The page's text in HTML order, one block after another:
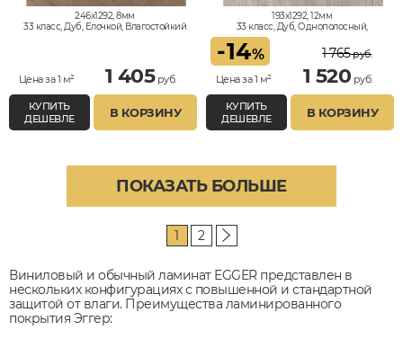
246x1292, 8мм
33 класс, Дуб, Елочкой, Влагостойкий
Цена за 1 м² 1 405руб.
КУПИТЬ
ДЕШЕВЛЕ
В КОРЗИНУ
193x1292, 12мм
33 класс, Дуб, Однополосный,
-14%
Цена за 1 м²
1 765руб.
1 520 руб.
КУПИТЬ
ДЕШЕВЛЕ
В КОРЗИНУ
ПОКАЗАТЬ БОЛЬШЕ
1 2
Виниловый и обычный ламинат EGGER представлен в
нескольких конфигурациях с повышенной и стандартной
защитой от влаги. Преимущества ламинированного
покрытия Эггер: